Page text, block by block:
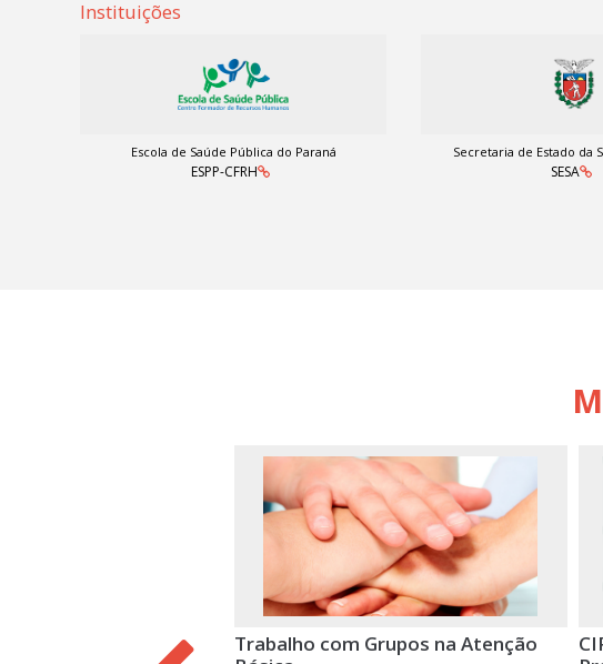
Instituições
Escola de Saúde Pública do Paraná
ESPP-CFRH
Secretaria de Estado da
SESA
Trabalho com Grupos na Atenção